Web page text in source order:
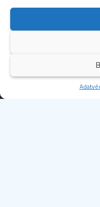
Kezdőoldal
SEGÉLYHÍVÓSZÁMOK
104mentők
107rendőrség